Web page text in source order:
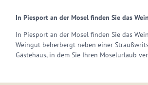
In Piesport an der Mosel finden Sie das
In Piesport an der Mosel finden Sie das
Weingut beherbergt neben einer
Gästehaus, in dem Sie Ihren Moselurlaub